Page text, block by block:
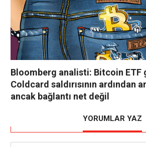
Bloomberg analisti: Bitcoin ETF
Coldcard saldırısının ardından
ancak bağlantı net değil
YORUMLAR YAZ